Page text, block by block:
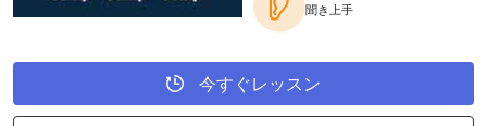
聞き上手
今すぐレッスン